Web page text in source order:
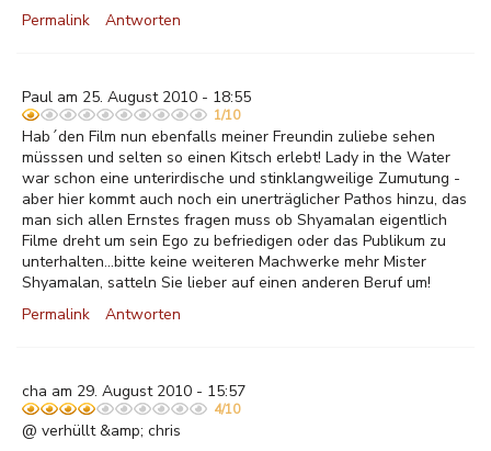
Permalink
Antworten
Paul am 25. August 2010 - 18:55
1/10
Hab´den Film nun ebenfalls meiner Freundin zuliebe sehen
müsssen und selten so einen Kitsch erlebt! Lady in the Water
war schon eine unterirdische und stinklangweilige Zumutung -
aber hier kommt auch noch ein unerträglicher Pathos hinzu, das
man sich allen Ernstes fragen muss ob Shyamalan eigentlich
Filme dreht um sein Ego zu befriedigen oder das Publikum zu
unterhalten...bitte keine weiteren Machwerke mehr Mister
Shyamalan, satteln Sie lieber auf einen anderen Beruf um!
Permalink
Antworten
cha am 29. August 2010 - 15:57
4/10
@ verhüllt &amp; chris